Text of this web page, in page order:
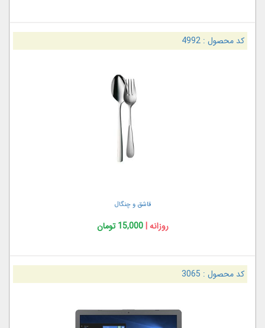
کد محصول :4992
قاشق و چنگال
روزانه |15,000 تومان
کد محصول : 3065